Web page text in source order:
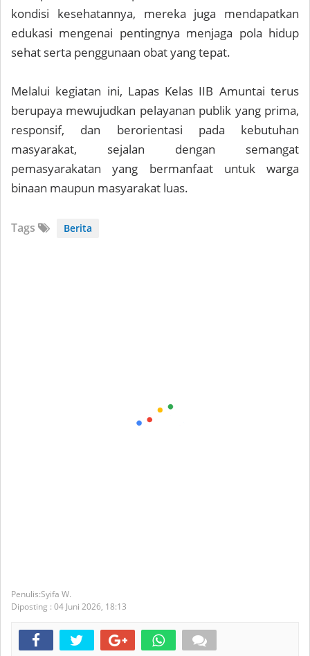
kondisi kesehatannya, mereka juga mendapatkan
edukasi mengenai pentingnya menjaga pola hidup
sehat serta penggunaan obat yang tepat.
Melalui kegiatan ini, Lapas Kelas IIB Amuntai terus
berupaya mewujudkan pelayanan publik yang prima,
responsif, dan berorientasi pada kebutuhan
masyarakat, sejalan dengan semangat
pemasyarakatan yang bermanfaat untuk warga
binaan maupun masyarakat luas.
Tags Berita
Syifa W.
Diposting : 04 Juni 2026, 18:13